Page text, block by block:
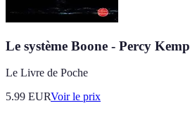
Le système Boone - Percy Kemp
Le Livre de Poche
5.99 EURVoir le prix